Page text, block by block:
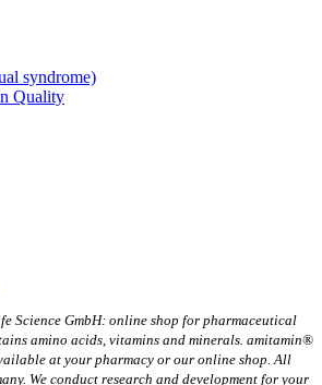
syndrome)
Quality
Science GmbH: online shop for pharmaceutical
amino acids, vitamins and minerals. amitamin®
at your pharmacy or our online shop. All
We conduct research and development for your